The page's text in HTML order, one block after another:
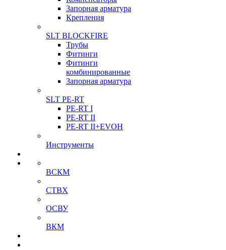
Запорная арматура
Крепления
SLT BLOCKFIRE
Трубы
Фитинги
Фитинги
комбинированные
Запорная арматура
SLT PE-RT
PE-RT I
PE-RT II
PE-RT II+EVOH
Инструменты
ВСКМ
СТВХ
ОСВУ
ВКМ